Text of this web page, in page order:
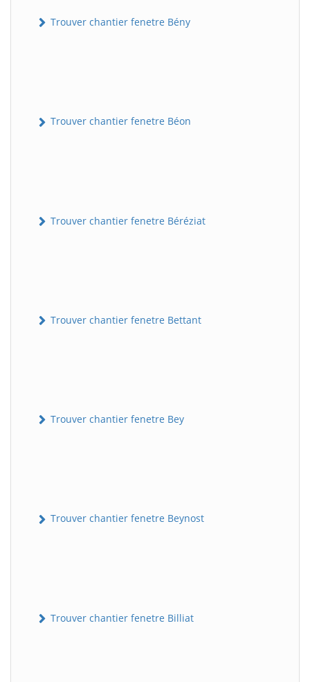
Trouver chantier fenetre Bény
Trouver chantier fenetre Béon
Trouver chantier fenetre Béréziat
Trouver chantier fenetre Bettant
Trouver chantier fenetre Bey
Trouver chantier fenetre Beynost
Trouver chantier fenetre Billiat